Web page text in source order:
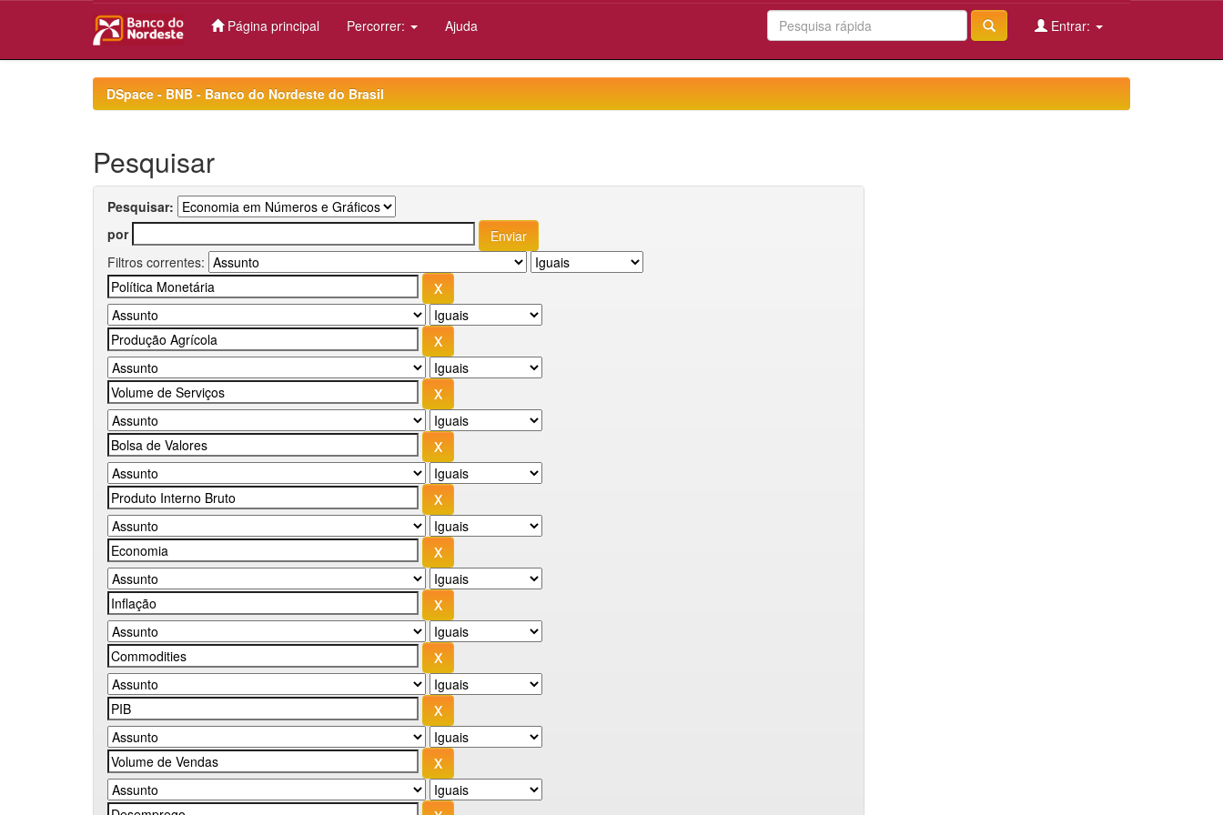
Página principal Percorrer: Ajuda Entrar:
DSpace - BNB - Banco do Nordeste do Brasil
Pesquisar
Pesquisar:
por
Filtros correntes: